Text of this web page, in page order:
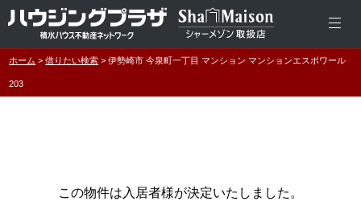
ホーム 借りたい検索 伊勢崎市 今泉町一丁目 マンション マンションエスポワール
203
この物件は入居者様が決定いたしました。